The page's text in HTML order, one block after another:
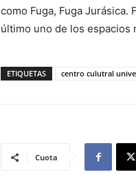
como Fuga, Fuga
último uno de los espacios
ETIQUETAS centro culutral
Cuota